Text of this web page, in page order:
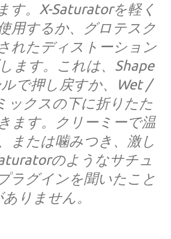
す。X-Saturatorを軽く
用するか、グロテスク
れたディストーション
ます。これは、Shape
で押し戻すか、Wet /
ックスの下に折りたた
ます。クリーミーで温
または噛みつき、激し
のようなサチュ
ラグインを聞いたこと
ありません。